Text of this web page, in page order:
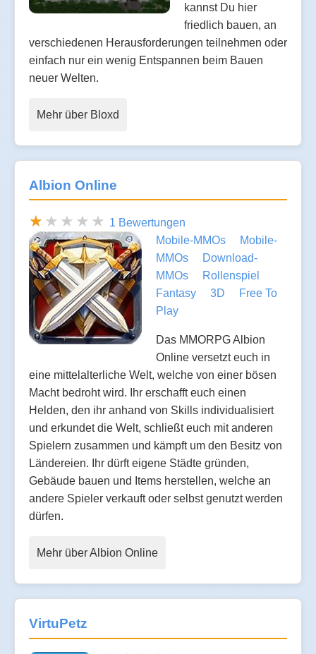
kannst Du hier
friedlich bauen, an
verschiedenen Herausforderungen teilnehmen oder
einfach nur ein wenig Entspannen beim Bauen
neuer Welten.
Mehr über Bloxd
Albion Online
1 Bewertungen
Mobile-MMOs
Mobile-
MMOs
Download-
MMOs
Rollenspiel
Fantasy
3D
Free To
Play
Das MMORPG Albion
Online versetzt euch in
eine mittelalterliche Welt, welche von einer bösen
Macht bedroht wird. Ihr erschafft euch einen
Helden, den ihr anhand von Skills individualisiert
und erkundet die Welt, schließt euch mit anderen
Spielern zusammen und kämpft um den Besitz von
Ländereien. Ihr dürft eigene Städte gründen,
Gebäude bauen und Items herstellen, welche an
andere Spieler verkauft oder selbst genutzt werden
dürfen.
Mehr über Albion Online
VirtuPetz